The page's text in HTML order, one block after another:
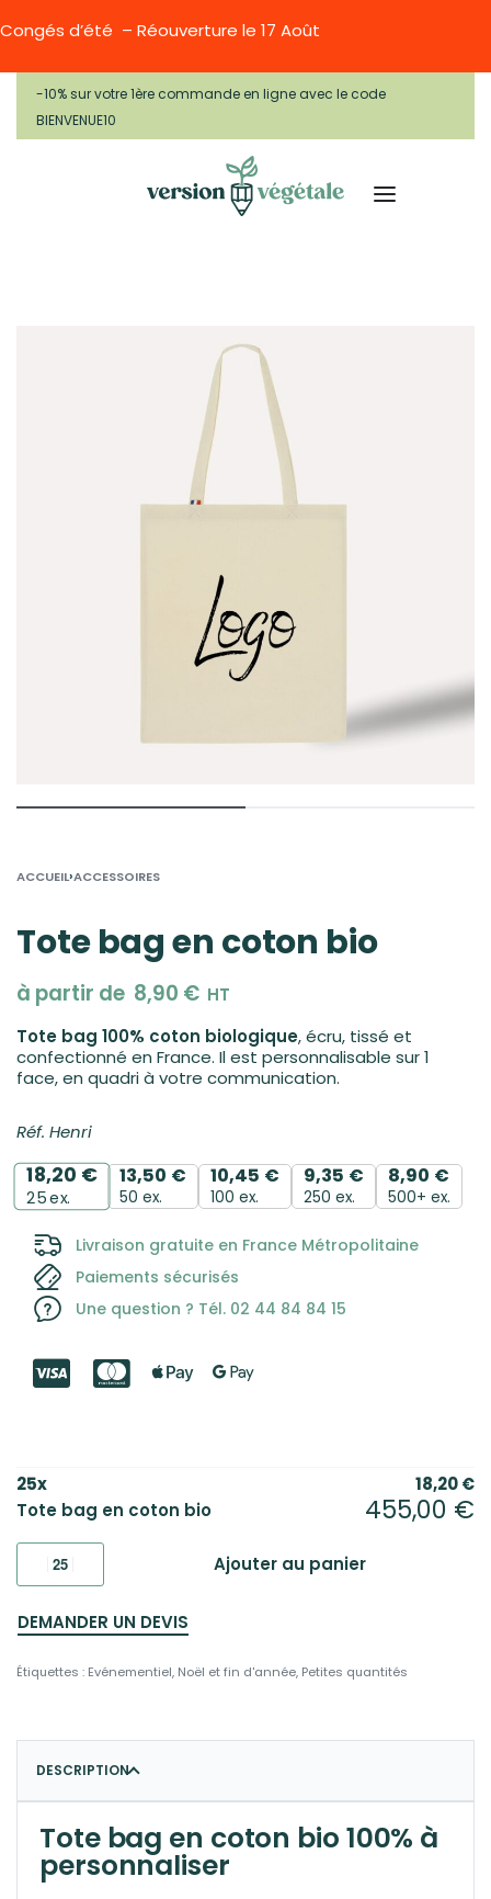
Congés d’été – Réouverture le 17 Août
-10% sur votre 1ère commande en ligne avec le code
BIENVENUE10
ACCUEIL›ACCESSOIRES
Tote bag en coton bio
à partir de 8,90 € HT
Tote bag 100% coton biologique, écru, tissé et
confectionné en France. Il est personnalisable sur 1
face, en quadri à votre communication.
Réf. Henri
18,20 €
25ex.
13,50 €
50 ex.
10,45 €
100 ex.
9,35 €
250 ex.
8,90 €
500+ ex.
Livraison gratuite en France Métropolitaine
Paiements sécurisés
Une question ? Tél. 02 44 84 84 15
25x 18,20€
Tote bag en coton bio
455,00 €
Ajouter au panier
DEMANDER UN DEVIS
Étiquettes : Evénementiel, Noël et fin d'année, Petites quantités
DESCRIPTION
Tote bag en coton bio 100% à
personnaliser